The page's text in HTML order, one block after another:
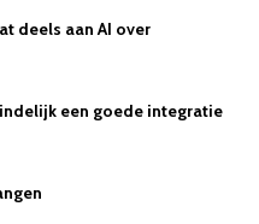
deels aan AI over
een goede integratie